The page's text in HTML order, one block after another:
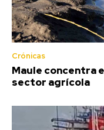
Crónicas
Maule concentra
sector agrícola